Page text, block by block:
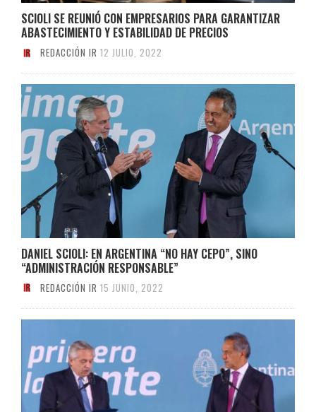
SCIOLI SE REUNIÓ CON EMPRESARIOS PARA GARANTIZAR
ABASTECIMIENTO Y ESTABILIDAD DE PRECIOS
REDACCIÓN IR 12 JULIO, 2022
DANIEL SCIOLI: EN ARGENTINA “NO HAY CEPO”, SINO
“ADMINISTRACIÓN RESPONSABLE”
REDACCIÓN IR 15 JUNIO, 2022